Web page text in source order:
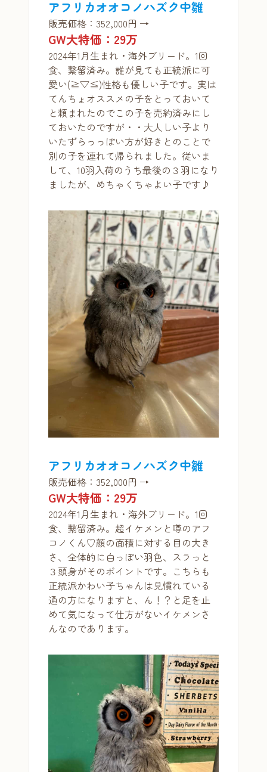
アフリカオオコノハズク中雛
販売価格：352,000円 →
GW大特価：29万
2024年1月生まれ・海外ブリード。1回
食、繋留済み。誰が見ても正統派に可
愛い(≧▽≦)性格も優しい子です。実は
てんちょオススメの子をとっておいて
と頼まれたのでこの子を売約済みにし
ておいたのですが・・大人しい子より
いたずらっっぽい方が好きとのことで
別の子を連れて帰られました。従いま
して、10羽入荷のうち最後の３羽になり
ましたが、めちゃくちゃよい子です♪
アフリカオオコノハズク中雛
販売価格：352,000円 →
GW大特価：29万
2024年1月生まれ・海外ブリード。1回
食、繋留済み。超イケメンと噂のアフ
コノくん♡顔の面積に対する目の大き
さ、全体的に白っぽい羽色、スラっと
３頭身がそのポイントです。こちらも
正統派かわい子ちゃんは見慣れている
通の方になりますと、ん！？と足を止
めて気になって仕方がないイケメンさ
んなのであります。